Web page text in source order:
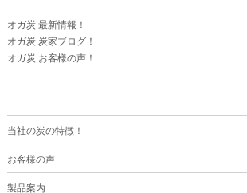
オガ炭 最新情報！
オガ炭 炭家ブログ！
オガ炭 お客様の声！
当社の炭の特徴！
お客様の声
製品案内